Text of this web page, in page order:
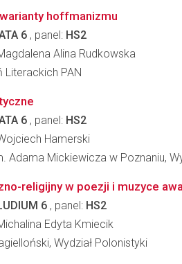
hoffmanizmu
6 , panel: HS2
Alina Rudkowska
Literackich PAN
6 , panel: HS2
Hamerski
Adama Mickiewicza w Poznaniu,
religijny w poezji i muzyce
6 , panel: HS2
Edyta Kmiecik
Wydział Polonistyki